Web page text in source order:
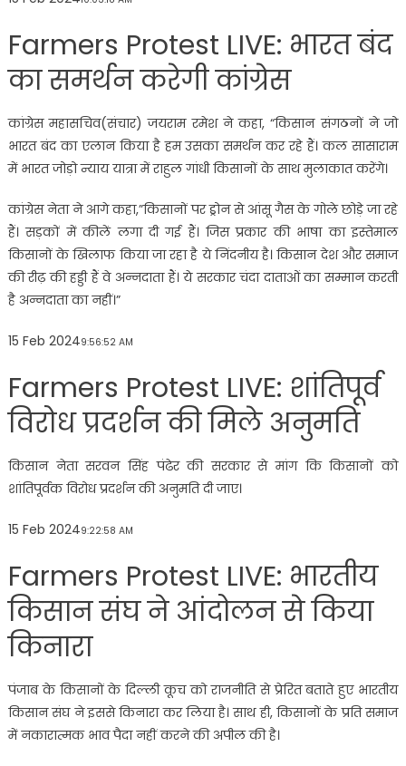
Farmers Protest LIVE: भारत बंद
का समर्थन करेगी कांग्रेस
कांग्रेस महासचिव(संचार) जयराम रमेश ने कहा, “किसान संगठनों ने जो
भारत बंद का एलान किया है हम उसका समर्थन कर रहे हैं। कल सासाराम
में भारत जोड़ो न्याय यात्रा में राहुल गांधी किसानों के साथ मुलाकात करेंगे।
कांग्रेस नेता ने आगे कहा,”किसानों पर ड्रोन से आंसू गैस के गोले छोड़े जा रहे
हैं। सड़कों में कीलें लगा दी गई हैं। जिस प्रकार की भाषा का इस्तेमाल
किसानों के खिलाफ किया जा रहा है ये निंदनीय है। किसान देश और समाज
की रीढ़ की हड्डी हैं वे अन्नदाता हैं। ये सरकार चंदा दाताओं का सम्मान करती
है अन्नदाता का नहीं।”
15 Feb 20249:56:52 AM
Farmers Protest LIVE: शांतिपूर्व
विरोध प्रदर्शन की मिले अनुमति
किसान नेता सरवन सिंह पंढेर की सरकार से मांग कि किसानों को
शांतिपूर्वक विरोध प्रदर्शन की अनुमति दी जाए।
15 Feb 20249:22:58 AM
Farmers Protest LIVE: भारतीय
किसान संघ ने आंदोलन से किया
किनारा
पंजाब के किसानों के दिल्ली कूच को राजनीति से प्रेरित बताते हुए भारतीय
किसान संघ ने इससे किनारा कर लिया है। साथ ही, किसानों के प्रति समाज
में नकारात्मक भाव पैदा नहीं करने की अपील की है।